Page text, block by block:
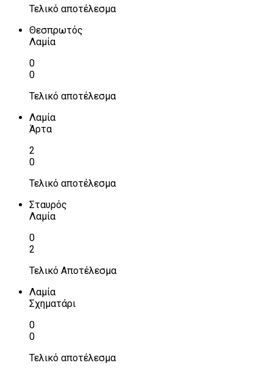
Τελικό αποτέλεσμα
Θεσπρωτός
Λαμία
0
0
Τελικό αποτέλεσμα
Λαμία
Άρτα
2
0
Τελικό αποτέλεσμα
Σταυρός
Λαμία
0
2
Τελικό Αποτέλεσμα
Λαμία
Σχηματάρι
0
0
Τελικό αποτέλεσμα